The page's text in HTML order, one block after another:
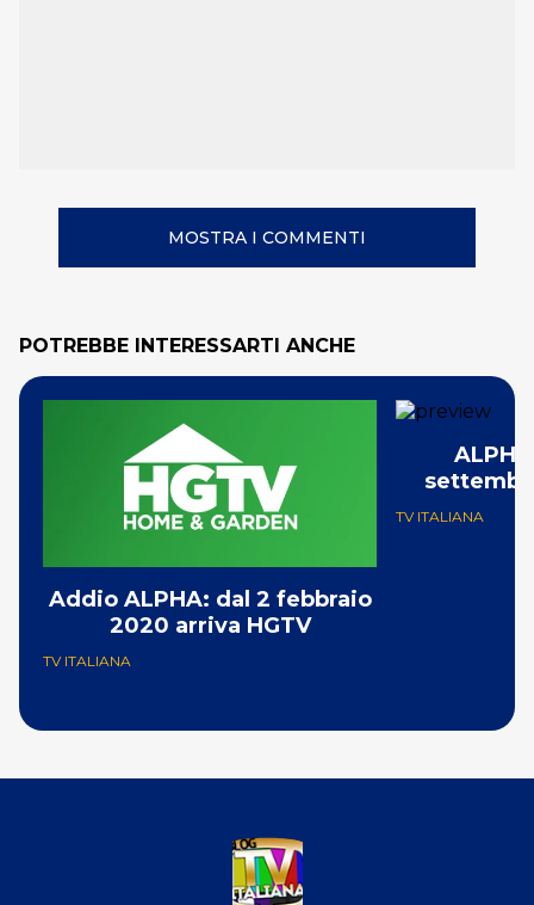
MOSTRA I COMMENTI
POTREBBE INTERESSARTI ANCHE
Addio ALPHA: dal 2 febbraio
2020 arriva HGTV
TV ITALIANA
TV ITALIANA